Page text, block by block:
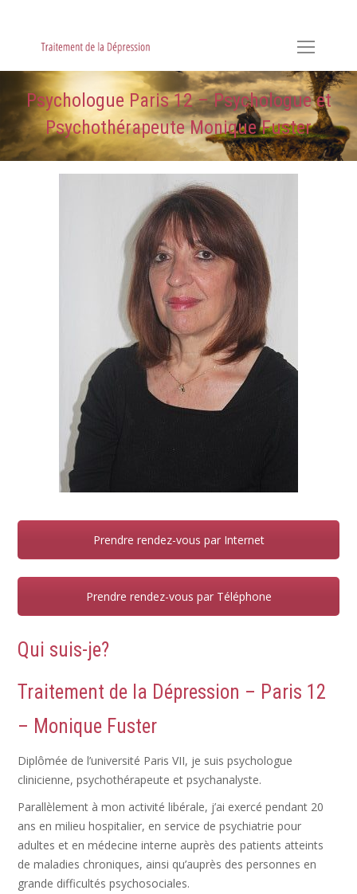
Psychologue Paris 12 – Psychologue et
Psychothérapeute Monique Fuster
Qui suis-je?
Traitement de la Dépression – Paris 12
– Monique Fuster
Diplômée de l’université Paris VII, je suis psychologue
clinicienne, psychothérapeute et psychanalyste.
Parallèlement à mon activité libérale, j’ai exercé pendant 20
ans en milieu hospitalier, en service de psychiatrie pour
adultes et en médecine interne auprès des patients atteints
de maladies chroniques, ainsi qu’auprès des personnes en
grande difficultés psychosociales.
Prendre rendez-vous par Internet
Prendre rendez-vous par Téléphone